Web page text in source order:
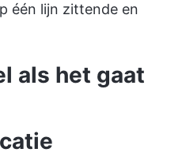
één lijn zittende en
als het gaat